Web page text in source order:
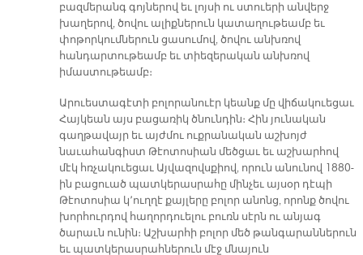
բազմերանգ գոյներով եւ լոյսի ու ստուերի անվերջ
խաղերով, ծովու ալիքներուն կատաղութեամբ եւ
փոթորկումներուն ցասումով, ծովու անխռով
հանդարտութեամբ եւ տիեզերական անխռով
իմաստութեամբ։
Արուեստագէտի բոլորանուէր կեանք մը վիճակուեցաւ
Հայկեան այս բացառիկ ծնունդին։ Հին յունական
գաղթավայր եւ այժմու ուքրանական աշխոյժ
նաւահանգիստ Թէոտոսիան մեծցաւ եւ աշխարհով
մէկ հռչակուեցաւ Այվազովսքիով, որուն անունով 1880-
ին բացուած պատկերասրահը մինչեւ այսօր դէպի
Թէոտոսիա կ՚ուղղէ քայլերը բոլոր անոնց, որոնք ծովու
խորհուրդով հաղորդուելու բուռն սէրն ու անյագ
ծարաւն ունին։ Աշխարհի բոլոր մեծ թանգարաններուն
եւ պատկերասրահներուն մէջ մնայուն